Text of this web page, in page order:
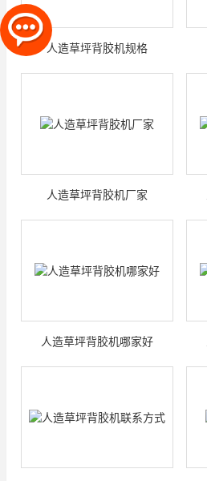
人造草坪背胶机规格
人造草坪背胶机厂家
人造草坪背胶机哪家好